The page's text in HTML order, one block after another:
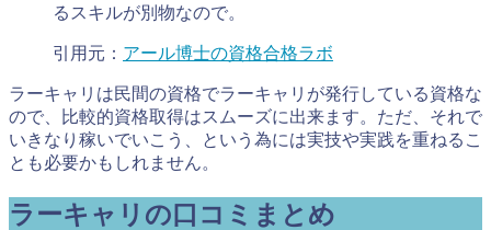
るスキルが別物なので。
引用元： アール博士の資格合格ラボ
ラーキャリは民間の資格でラーキャリが発行している資格な
ので、比較的資格取得はスムーズに出来ます。ただ、それで
いきなり稼いでいこう、という為には実技や実践を重ねるこ
とも必要かもしれません。
ラーキャリの口コミまとめ